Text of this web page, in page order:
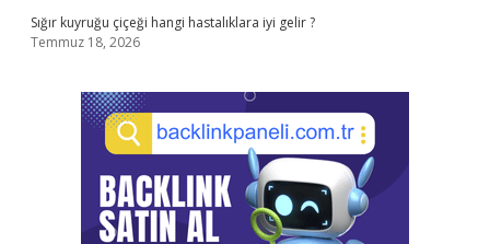
Sığır kuyruğu çiçeği hangi hastalıklara iyi gelir ?
Temmuz 18, 2026